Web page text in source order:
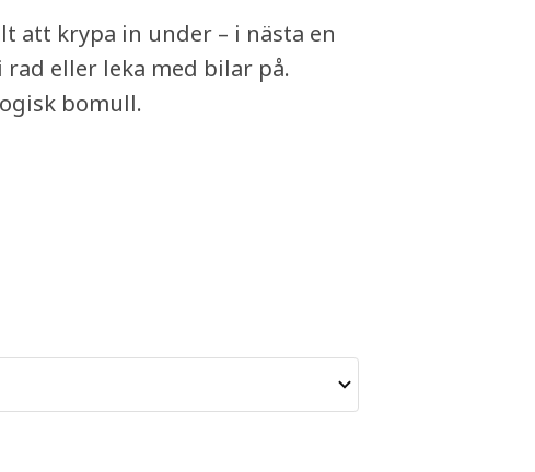
att krypa in under – i nästa en
eller leka med bilar på.
bomull.